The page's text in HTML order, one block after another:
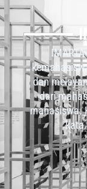
dan
dari
mahasiswa.